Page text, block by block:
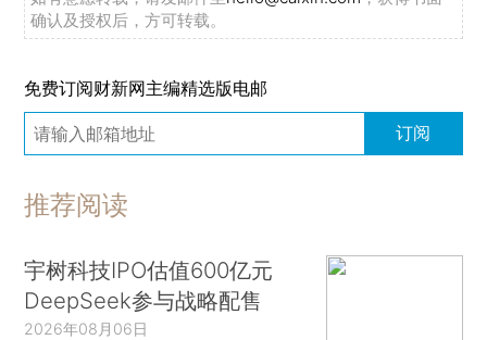
确认及授权后，方可转载。
免费订阅财新网主编精选版电邮
订阅
推荐阅读
宇树科技IPO估值600亿元
DeepSeek参与战略配售
2026年08月06日